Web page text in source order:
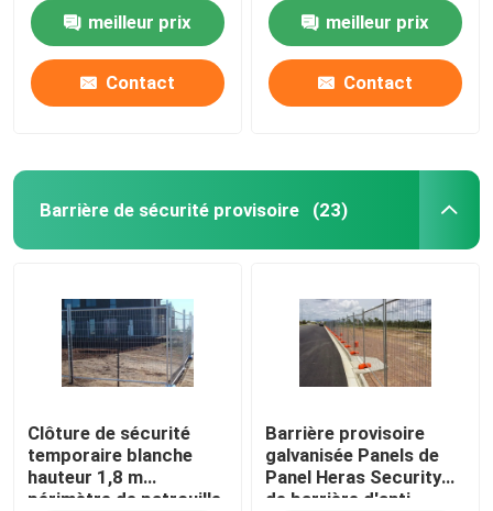
meilleur prix
Contact
treillis soudés
meilleur prix
Contact
Barrière de sécurité provisoire (23)
Clôture de sécurité
temporaire blanche
hauteur 1,8 m
périmètre de patrouille
Barrière provisoire
galvanisée Panels de
Panel Heras Security
de barrière d'anti